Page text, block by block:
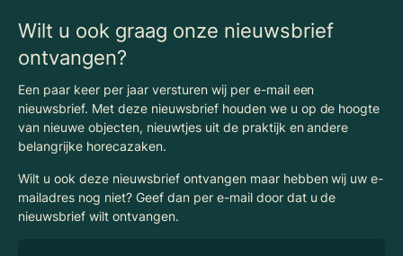
Wilt u ook graag onze nieuwsbrief
ontvangen?
Een paar keer per jaar versturen wij per e-mail een
nieuwsbrief. Met deze nieuwsbrief houden we u op de hoogte
van nieuwe objecten, nieuwtjes uit de praktijk en andere
belangrijke horecazaken.
Wilt u ook deze nieuwsbrief ontvangen maar hebben wij uw e-
mailadres nog niet? Geef dan per e-mail door dat u de
nieuwsbrief wilt ontvangen.